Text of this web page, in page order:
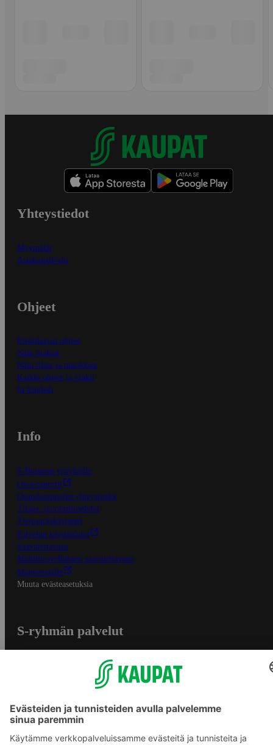
Yhteystiedot
Myymälät
Asiakaspalvelu
Ohjeet
Ensitilaajan ohjeet
Näin maksat
Näin tilaat ja muokkaat
Kaikki ohjeet ja vinkit
In English
Info
S-Business yrityksille
Oiva-raportit
Osuuskauppojen yhteystiedot
Tilaus- ja toimitusehdot
Tietosuojakäytäntö
Palvelun käyttöehdot
Saavutettavuus
Mobiilisovelluksen saavutettavuus
Mainostajalle
Muuta evästeasetuksia
S-ryhmän palvelut
S-ostoslista -sovellus
Prisma.fi
Sokos.fi